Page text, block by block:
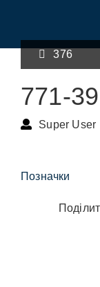
376
771-39
Super User
Позначки